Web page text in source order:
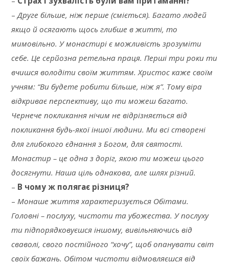
–Друге більше, ніж перше (сміється). Багато людей
якщо й осягають щось глибше в житті, то
мимовільно. У монастирі є можливість зрозуміти
себе. Це серйозна ретельна праця. Перші три роки ти
вчишся володіти своїм життям. Христос каже своїм
учням: “Ви будете робити більше, ніж я”. Тому віра
відкриває перспективу, що ти можеш багато.
Чернече покликання нічим не відрізняється від
покликання будь-якої іншої людини. Ми всі створені
для глибокого єднання з Богом, для святості.
Монастир – це одна з доріг, якою ти можеш цього
досягнути. Наша ціль однакова, але шлях різний.
– В чому ж полягає різниця?
– Монаше життя характеризується Обітами.
Головні – послуху, чистоти та убожества. У послуху
ти підпорядковуєшся іншому, вивільняючись від
сваволі, свого постійного “хочу”, щоб опанувати світ
своїх бажань. Обітом чистоти відмовляєшся від